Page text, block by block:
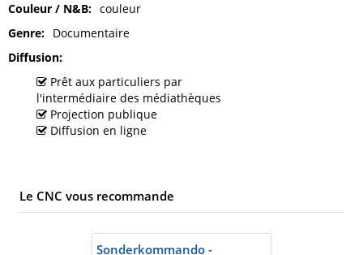
Couleur / N&B
couleur
Genre
Documentaire
Diffusion
Prêt aux particuliers par
l'intermédiaire des médiathèques
Projection publique
Diffusion en ligne
Le CNC vous recommande
Sonderkommando -